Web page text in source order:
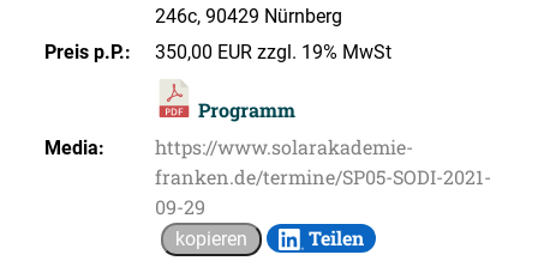
246c, 90429 Nürnberg
Preis p.P.:
350,00 EUR zzgl. 19% MwSt
Programm
Media:
https://www.solarakademie-
franken.de/termine/SP05-SODI-2021-
09-29
kopieren Teilen